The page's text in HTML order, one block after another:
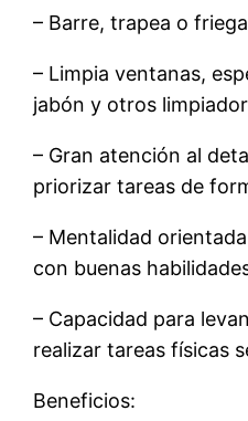
– Barre, trapea o
– Limpia ventanas,
jabón y otros
– Gran atención al
priorizar tareas de
– Mentalidad
con buenas
– Capacidad para
realizar tareas físicas
Beneficios: